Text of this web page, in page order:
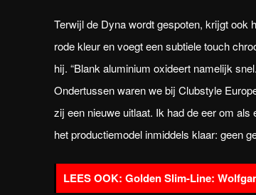
Terwijl de Dyna wordt gespoten, krijgt ook
rode kleur en voegt een subtiele touch
hij. “Blank aluminium oxideert namelijk
Ondertussen waren we bij Clubstyle
zij een nieuwe uitlaat. Ik had de eer om
het productiemodel inmiddels klaar: geen
Golden Slim-Line: